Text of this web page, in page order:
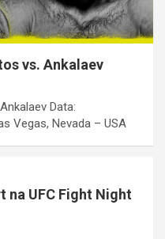
vs. Ankalaev
Data:
Vegas, Nevada – USA
na UFC Fight Night